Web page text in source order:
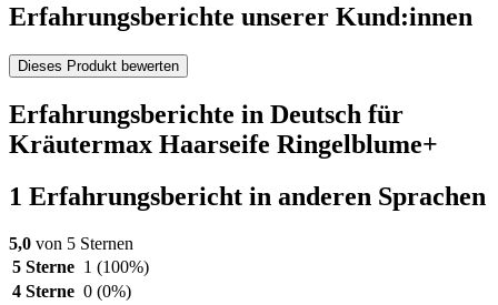
Erfahrungsberichte unserer Kund:innen
Dieses Produkt bewerten
Erfahrungsberichte in Deutsch für
Kräutermax Haarseife Ringelblume+
1 Erfahrungsbericht in anderen Sprachen
5,0 von 5 Sternen
5 Sterne 1 (100%)
4 Sterne 0 (0%)